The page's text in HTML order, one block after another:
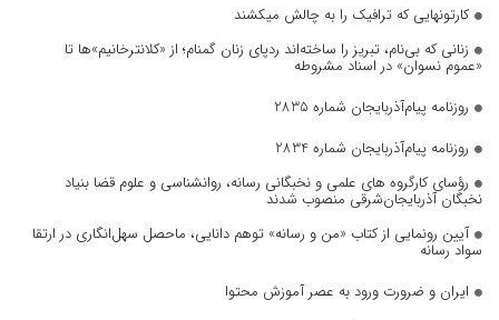
کارتونهایی که ترافیک را به چالش میکشند
زنانی که بی‌نام، تبریز را ساخته‌اند ردپای زنان گمنام؛ از «کلانترخانیم»ها تا
«عموم نسوان» در اسناد مشروطه
روزنامه پیام‌آذربایجان شماره 2835
روزنامه پیام‌آذربایجان شماره 2834
رؤسای کارگروه های علمی و نخبگانی رسانه، روانشناسی و علوم قضا بنیاد
نخبگان آذربایجان‌شرقی منصوب شدند
آیین رونمایی از کتاب «من و رسانه» توهم دانایی، ماحصل سهل‌انگاری در ارتقا
سواد رسانه
ایران و ضرورت ورود به عصر آموزش محتوا